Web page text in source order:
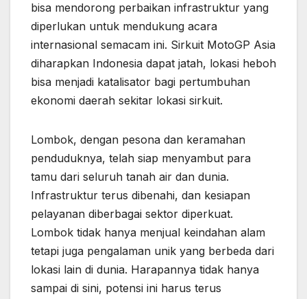
bisa mendorong perbaikan infrastruktur yang
diperlukan untuk mendukung acara
internasional semacam ini. Sirkuit MotoGP Asia
diharapkan Indonesia dapat jatah, lokasi heboh
bisa menjadi katalisator bagi pertumbuhan
ekonomi daerah sekitar lokasi sirkuit.
Lombok, dengan pesona dan keramahan
penduduknya, telah siap menyambut para
tamu dari seluruh tanah air dan dunia.
Infrastruktur terus dibenahi, dan kesiapan
pelayanan diberbagai sektor diperkuat.
Lombok tidak hanya menjual keindahan alam
tetapi juga pengalaman unik yang berbeda dari
lokasi lain di dunia. Harapannya tidak hanya
sampai di sini, potensi ini harus terus